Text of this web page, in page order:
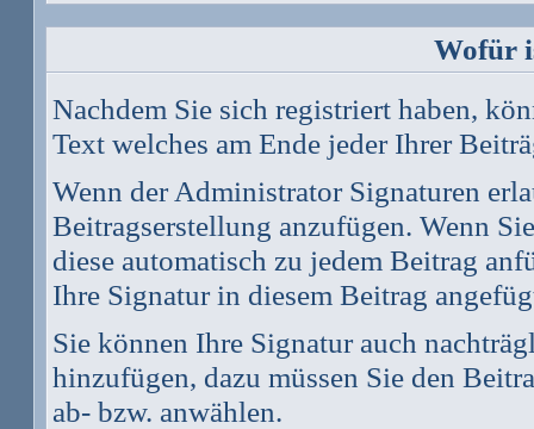
Wofür
Nachdem Sie sich registriert haben,
Text welches am Ende jeder Ihrer
Wenn der Administrator Signaturen
Beitragserstellung anzufügen. Wenn
diese automatisch zu jedem Beitrag
Ihre Signatur in diesem Beitrag
Sie können Ihre Signatur auch
hinzufügen, dazu müssen Sie den
ab- bzw. anwählen.